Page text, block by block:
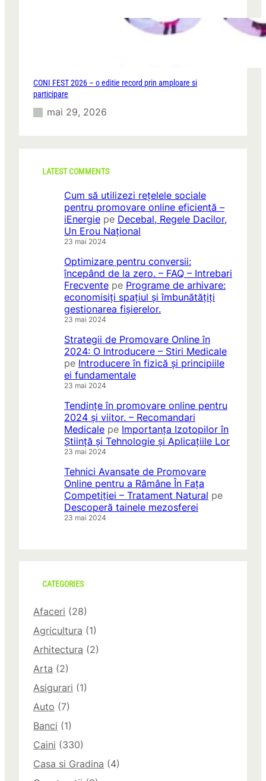
CONI FEST 2026 – o editie record prin amploare si
participare
mai 29, 2026
LATEST COMMENTS
Cum să utilizezi rețelele sociale
pentru promovare online eficientă –
iEnergie pe Decebal, Regele Dacilor,
Un Erou Național
23 mai 2024
Optimizare pentru conversii:
începând de la zero. – FAQ – Intrebari
Frecvente pe Programe de arhivare:
economisiți spațiul și îmbunătățiți
gestionarea fișierelor.
23 mai 2024
Strategii de Promovare Online în
2024: O Introducere – Stiri Medicale
pe Introducere în fizică și principiile
ei fundamentale
23 mai 2024
Tendințe în promovare online pentru
2024 și viitor. – Recomandari
Medicale pe Importanța Izotopilor în
Știință și Tehnologie și Aplicațiile Lor
23 mai 2024
Tehnici Avansate de Promovare
Online pentru a Rămâne În Fața
Competiției – Tratament Natural pe
Descoperă tainele mezosferei
23 mai 2024
CATEGORIES
Afaceri (28)
Agricultura (1)
Arhitectura (2)
Arta (2)
Asigurari (1)
Auto (7)
Banci (1)
Caini (330)
Casa si Gradina (4)